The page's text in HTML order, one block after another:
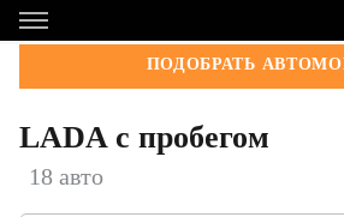
ПОДОБРАТЬ
LADA с пробегом
18 авто